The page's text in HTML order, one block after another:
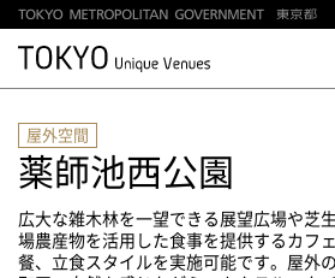
屋外空間
薬師池西公園
広大な雑木林を一望できる展望広場や芝
場農産物を活用した食事を提供するカフ
餐、立食スタイルを実施可能です。屋外